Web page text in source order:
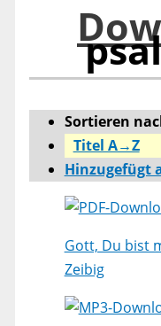
Sortieren
Titel A→Z
Hinzugefügt
Gott, Du bist
Zeibig